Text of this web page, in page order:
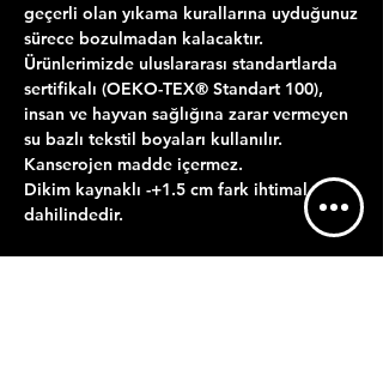
geçerli olan yıkama kurallarına uyduğunuz
sürece bozulmadan kalacaktır.
Ürünlerimizde uluslararası standartlarda
sertifikalı (OEKO-TEX® Standart 100),
insan ve hayvan sağlığına zarar vermeyen
su bazlı tekstil boyaları kullanılır.
Kanserojen madde içermez.
Dikim kaynaklı -+1.5 cm fark ihtimal
dahilindedir.